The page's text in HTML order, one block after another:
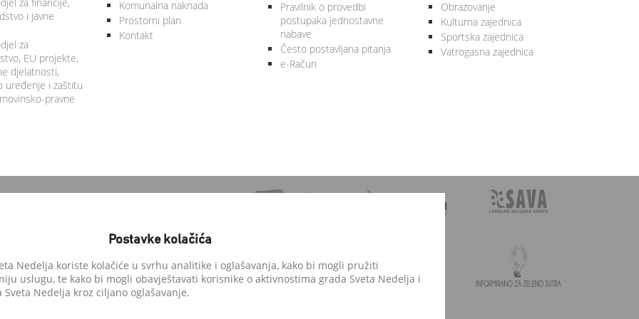
i javne
za
EU projekte,
djelatnosti,
uređenje i zaštitu
pravne
Komunalna naknada
Prostorni plan
Kontakt
Pravilnik o provedbi
postupaka jednostavne
nabave
Često postavljana pitanja
e-Račun
Obrazovanje
Kulturna zajednica
Sportska zajednica
Vatrogasna zajednica
Postavke kolačića
Nedelja koriste kolačiće u svrhu analitike i oglašavanja, kako bi mogli pružiti
uslugu, te kako bi mogli obavještavati korisnike o aktivnostima grada Sveta Nedelja i
Nedelja kroz ciljano oglašavanje.